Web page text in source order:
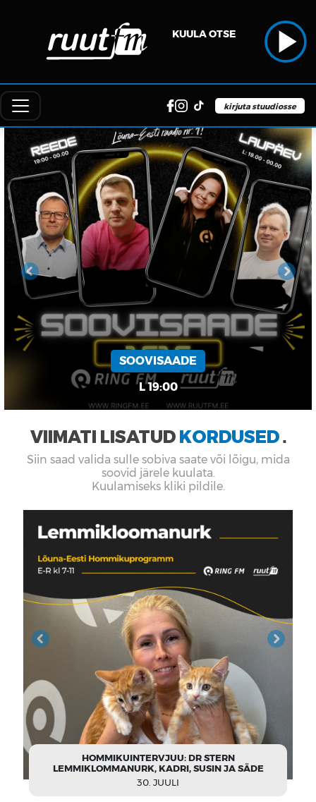
KUULA OTSE
kirjuta stuudiosse
RÄÄGIME ASJAST
P 11:00
VIIMATI LISATUD KORDUSED ■
Siin saad valida sulle sobiva saate või lõigu, mida
soovid järele kuulata.
Kuulamiseks kliki pildile.
VALGALASE POOLTUND - MAARJA MÄGI JA
CHRISTO KAHRO
29. JUULI